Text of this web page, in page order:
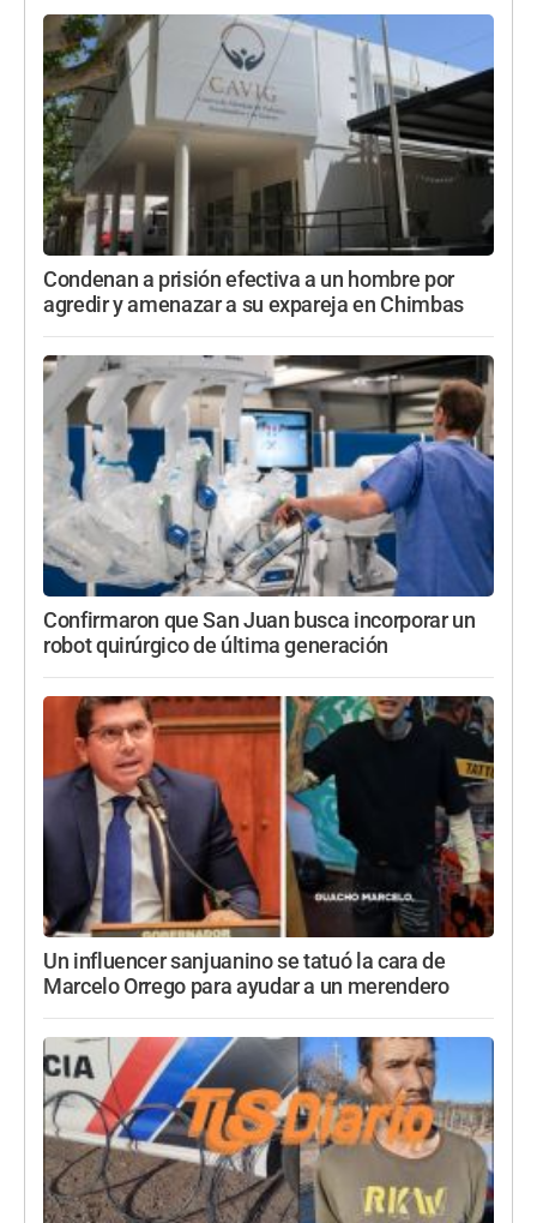
Condenan a prisión efectiva a un hombre por
agredir y amenazar a su expareja en Chimbas
Confirmaron que San Juan busca incorporar un
robot quirúrgico de última generación
Un influencer sanjuanino se tatuó la cara de
Marcelo Orrego para ayudar a un merendero